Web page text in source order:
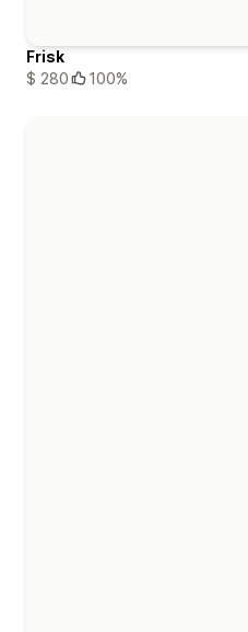
Frisk
$ 280
100%